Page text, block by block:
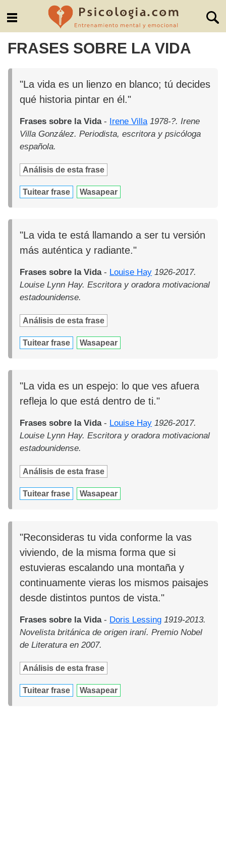
FRASES SOBRE LA VIDA
"La vida es un lienzo en blanco; tú decides
qué historia pintar en él."
Frases sobre la Vida- Irene Villa 1978-?. Irene
Villa González. Periodista, escritora y psicóloga
española.
Análisis de esta frase
Tuitear frase Wasapear
"La vida te está llamando a ser tu versión
más auténtica y radiante."
Frases sobre la Vida- Louise Hay 1926-2017.
Louise Lynn Hay. Escritora y oradora motivacional
estadounidense.
Análisis de esta frase
Tuitear frase Wasapear
"La vida es un espejo: lo que ves afuera
refleja lo que está dentro de ti."
Frases sobre la Vida- Louise Hay 1926-2017.
Louise Lynn Hay. Escritora y oradora motivacional
estadounidense.
Análisis de esta frase
Tuitear frase Wasapear
"Reconsideras tu vida conforme la vas
viviendo, de la misma forma que si
estuvieras escalando una montaña y
continuamente vieras los mismos paisajes
desde distintos puntos de vista."
Frases sobre la Vida- Doris Lessing 1919-2013.
Novelista británica de origen iraní. Premio Nobel
de Literatura en 2007.
Análisis de esta frase
Tuitear frase Wasapear